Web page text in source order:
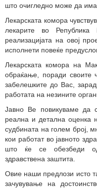
што очигледно може да
Лекарската комора
лекарите во
реализацијата на овој
исполнети повеќе
Лекарската комора на
обраќање, поради своите
забелешките до Вас,
работата на незините
Јавно Ве повикуваме да
реална и детална оценка
судбината на голем број,
кои работат во јавното
што ќе се обезбеди
здравствена заштита.
Овие наши предлози исто
зачувување на